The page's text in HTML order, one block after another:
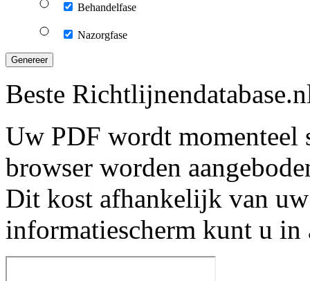
Behandelfase
Nazorgfase
Genereer
Beste
Uw PDF wordt momenteel
browser worden
Dit kost afhankelijk van
informatiescherm kunt u